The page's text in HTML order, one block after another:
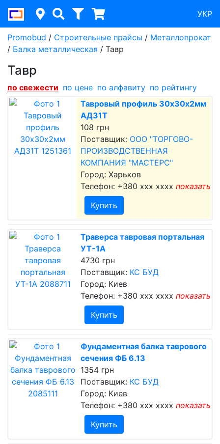
УКР
Promobud / Строительные прайсы / Металлопрокат
/ Балка металлическая / Тавр
Тавр
по cвежести по цене по алфавиту по рейтингу
Тавровый профиль 30х30х2мм
АД31Т
108 грн
Поставщик: ООО "ТОРГОВО-
ПРОИЗВОДСТВЕННАЯ
КОМПАНИЯ "МАСТЕРС"
Город: Харьков
Телефон: +380 xxx xxxx показать
Купить
Траверса тавровая портальная
УТ-1А
4730 грн
Поставщик: КС БУД
Город: Киев
Телефон: +380 xxx xxxx показать
Купить
Фундаментная балка таврового
сечения ФБ 6.13
1354 грн
Поставщик: КС БУД
Город: Киев
Телефон: +380 xxx xxxx показать
Купить